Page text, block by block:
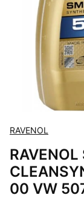
RAVENOL
00 VW